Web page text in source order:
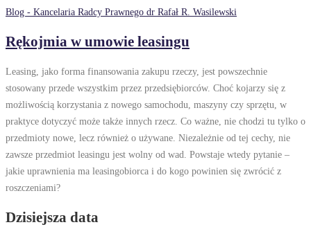
Blog - Kancelaria Radcy Prawnego dr Rafał R. Wasilewski
Rękojmia w umowie leasingu
Leasing, jako forma finansowania zakupu rzeczy, jest powszechnie
stosowany przede wszystkim przez przedsiębiorców. Choć kojarzy się z
możliwością korzystania z nowego samochodu, maszyny czy sprzętu, w
praktyce dotyczyć może także innych rzecz. Co ważne, nie chodzi tu tylko o
przedmioty nowe, lecz również o używane. Niezależnie od tej cechy, nie
zawsze przedmiot leasingu jest wolny od wad. Powstaje wtedy pytanie –
jakie uprawnienia ma leasingobiorca i do kogo powinien się zwrócić z
roszczeniami?
Dzisiejsza data